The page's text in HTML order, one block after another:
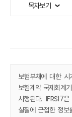
목차보기
보험부채에 대한
보험계약 국제회계
시행된다. IFRS17
실질에 근접한 정보